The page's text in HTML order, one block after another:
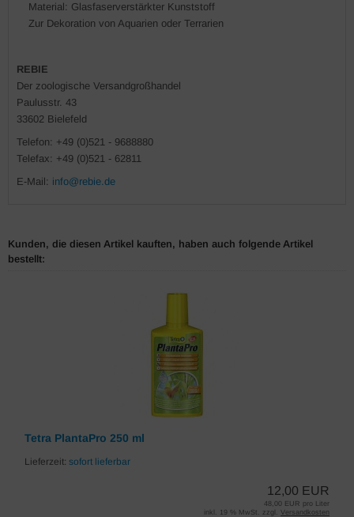
Material: Glasfaserverstärkter Kunststoff
Zur Dekoration von Aquarien oder Terrarien
REBIE
Der zoologische Versandgroßhandel
Paulusstr. 43
33602 Bielefeld
Telefon: +49 (0)521 - 9688880
Telefax: +49 (0)521 - 62811
E-Mail: info@rebie.de
Kunden, die diesen Artikel kauften, haben auch folgende Artikel
bestellt:
Tetra PlantaPro 250 ml
Lieferzeit: sofort lieferbar
12,00 EUR
48,00 EUR pro Liter
inkl. 19 % MwSt. zzgl. Versandkosten